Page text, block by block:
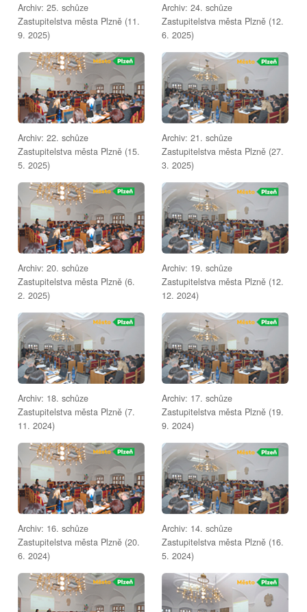
Archiv: 25. schůze
Zastupitelstva města Plzně (11.
9. 2025)
Archiv: 24. schůze
Zastupitelstva města Plzně (12.
6. 2025)
Archiv: 22. schůze
Zastupitelstva města Plzně (15.
5. 2025)
Archiv: 21. schůze
Zastupitelstva města Plzně (27.
3. 2025)
Archiv: 20. schůze
Zastupitelstva města Plzně (6.
2. 2025)
Archiv: 19. schůze
Zastupitelstva města Plzně (12.
12. 2024)
Archiv: 18. schůze
Zastupitelstva města Plzně (7.
11. 2024)
Archiv: 17. schůze
Zastupitelstva města Plzně (19.
9. 2024)
Archiv: 16. schůze
Zastupitelstva města Plzně (20.
6. 2024)
Archiv: 14. schůze
Zastupitelstva města Plzně (16.
5. 2024)